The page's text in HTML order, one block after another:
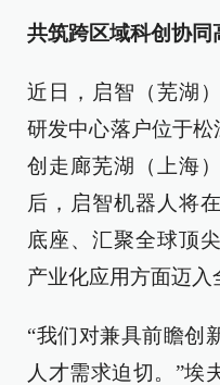
共筑跨区域科创协同
近日，启智（芜湖
研发中心落户位于
创走廊芜湖（上海
后，启智机器人将
底座、汇聚全球顶
产业化应用方面迈入
“我们对兼具前瞻创
人才需求迫切。”埃